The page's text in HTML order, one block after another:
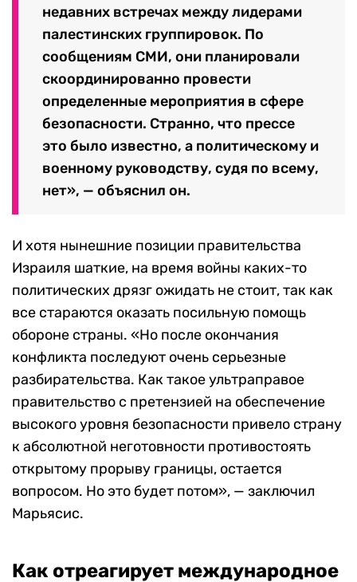
недавних встречах между лидерами
палестинских группировок. По
сообщениям СМИ, они планировали
скоординированно провести
определенные мероприятия в сфере
безопасности. Странно, что прессе
это было известно, а политическому и
военному руководству, судя по всему,
нет», — объяснил он.
И хотя нынешние позиции правительства
Израиля шаткие, на время войны каких-то
политических дрязг ожидать не стоит, так как
все стараются оказать посильную помощь
обороне страны. «Но после окончания
конфликта последуют очень серьезные
разбирательства. Как такое ультраправое
правительство с претензией на обеспечение
высокого уровня безопасности привело страну
к абсолютной неготовности противостоять
открытому прорыву границы, остается
вопросом. Но это будет потом», — заключил
Марьясис.
Как отреагирует международное